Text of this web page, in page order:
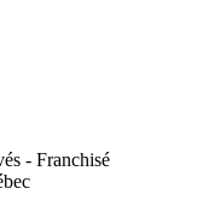
- Franchisé